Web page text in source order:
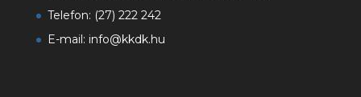
Telefon: (27) 222 242
E-mail: info@kkdk.hu